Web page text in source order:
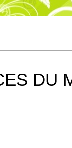
DU